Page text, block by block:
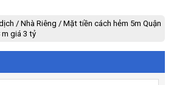
/ Nhà Riêng / Mặt tiền cách hẻm 5m Quận
giá 3 tỷ